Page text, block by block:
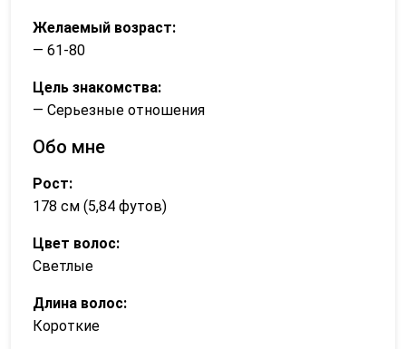
Желаемый возраст:
— 61-80
Цель знакомства:
— Серьезные отношения
Обо мне
Рост:
178 см (5,84 футов)
Цвет волос:
Светлые
Длина волос:
Короткие